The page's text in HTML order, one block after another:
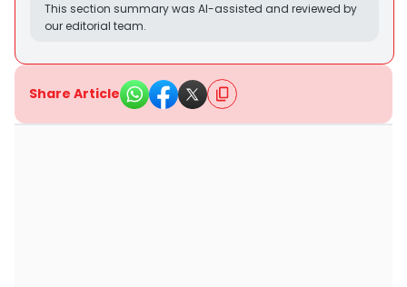
This section summary was AI-assisted and reviewed by
our editorial team.
Share Article